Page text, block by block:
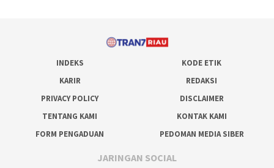
INDEKS
KODE ETIK
KARIR
REDAKSI
PRIVACY POLICY
DISCLAIMER
TENTANG KAMI
KONTAK KAMI
FORM PENGADUAN
PEDOMAN MEDIA SIBER
JARINGAN SOCIAL